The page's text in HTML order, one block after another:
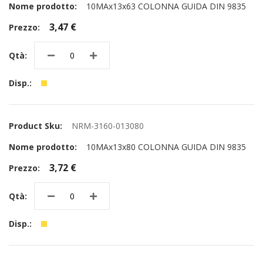
10MAx13x63 COLONNA GUIDA DIN 9835
3,47 €
NRM-3160-013080
10MAx13x80 COLONNA GUIDA DIN 9835
3,72 €